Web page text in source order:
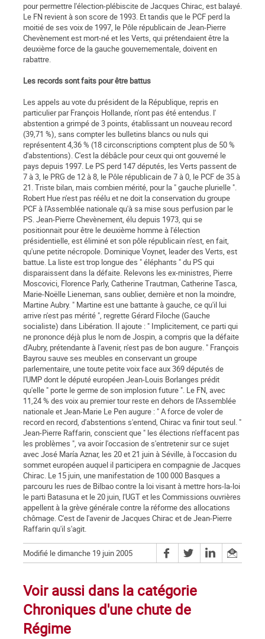
pour permettre l'élection-plébiscite de Jacques Chirac, est balayé.
Le FN revient à son score de 1993. Et tandis que le PCF perd la
moitié de ses voix de 1997, le Pôle républicain de Jean-Pierre
Chevènement est mort-né et les Verts, qui prétendaient être la
deuxième force de la gauche gouvernementale, doivent en
rabattre.
Les records sont faits pour être battus
Les appels au vote du président de la République, repris en
particulier par François Hollande, n'ont pas été entendus. l'
abstention a grimpé de 3 points, établissant un nouveau record
(39,71 %), sans compter les bulletins blancs ou nuls qui
représentent 4,36 % (18 circonscriptions comptent plus de 50 %
d'abstentions). C'est la débâcle pour ceux qui ont gouverné le
pays depuis 1997. Le PS perd 147 députés, les Verts passent de
7 à 3, le PRG de 12 à 8, le Pôle républicain de 7 à 0, le PCF de 35 à
21. Triste bilan, mais combien mérité, pour la " gauche plurielle ".
Robert Hue n'est pas réélu et ne doit la conservation du groupe
PCF à l'Assemblée nationale qu'à sa mise sous perfusion par le
PS. Jean-Pierre Chevènement, élu depuis 1973, qui se
positionnait pour être le deuxième homme à l'élection
présidentielle, est éliminé et son pôle républicain n'est, en fait,
qu'une petite nécropole. Dominique Voynet, leader des Verts, est
battue. La liste est trop longue des " éléphants " du PS qui
disparaissent dans la défaite. Relevons les ex-ministres, Pierre
Moscovici, Florence Parly, Catherine Trautman, Catherine Tasca,
Marie-Noëlle Lieneman, sans oublier, dernière et non la moindre,
Martine Aubry. " Martine est une battante à gauche, ce qu'il lui
arrive n'est pas mérité ", regrette Gérard Filoche (Gauche
socialiste) dans Libération. Il ajoute : " Implicitement, ce parti qui
ne prononce déjà plus le nom de Jospin, a compris que la défaite
d'Aubry, prétendante à l'avenir, n'est pas de bon augure. " François
Bayrou sauve ses meubles en conservant un groupe
parlementaire, une toute petite voix face aux 369 députés de
l'UMP dont le député européen Jean-Louis Borlanges prédit
qu'elle " porte le germe de son implosion future ". Le FN, avec
11,24 % des voix au premier tour reste en dehors de l'Assemblée
nationale et Jean-Marie Le Pen augure : " A force de voler de
record en record, d'abstentions s'entend, Chirac va finir tout seul. "
Jean-Pierre Raffarin, conscient que " les élections n'effacent pas
les problèmes ", va avoir l'occasion de s'entretenir sur ce sujet
avec José María Aznar, les 20 et 21 juin à Séville, à l'occasion du
sommet européen auquel il participera en compagnie de Jacques
Chirac. Le 15 juin, une manifestation de 100 000 Basques a
parcouru les rues de Bilbao contre la loi visant à mettre hors-la-loi
le parti Batasuna et le 20 juin, l'UGT et les Commissions ouvrières
appellent à la grève générale contre la réforme des allocations
chômage. C'est de l'avenir de Jacques Chirac et de Jean-Pierre
Raffarin qu'il s'agit.
Modifié le dimanche 19 juin 2005
Voir aussi dans la catégorie
Chroniques d'une chute de
Régime